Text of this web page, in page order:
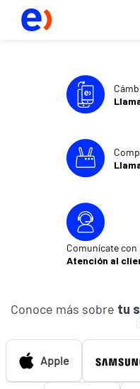
Comunícate
Atención al
Conoce más sobre tu
Apple